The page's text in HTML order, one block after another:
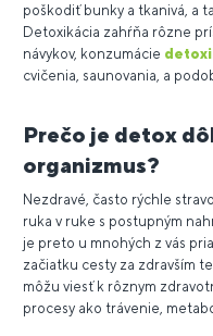
poškodiť bunky a tkanivá, a
Detoxikácia zahŕňa rôzne
návykov, konzumácie
cvičenia, saunovania, a
Prečo je detox
organizmus?
Nezdravé, často rýchle
ruka v ruke s postupným
je preto u mnohých z vás
začiatku cesty za zdravším
môžu viesť k rôznym
procesy ako trávenie,